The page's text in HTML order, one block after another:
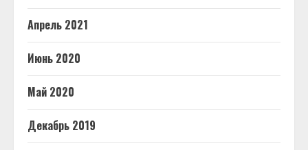
Апрель 2021
Июнь 2020
Май 2020
Декабрь 2019